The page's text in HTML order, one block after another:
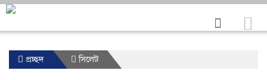
প্রচ্ছদ সিলেট